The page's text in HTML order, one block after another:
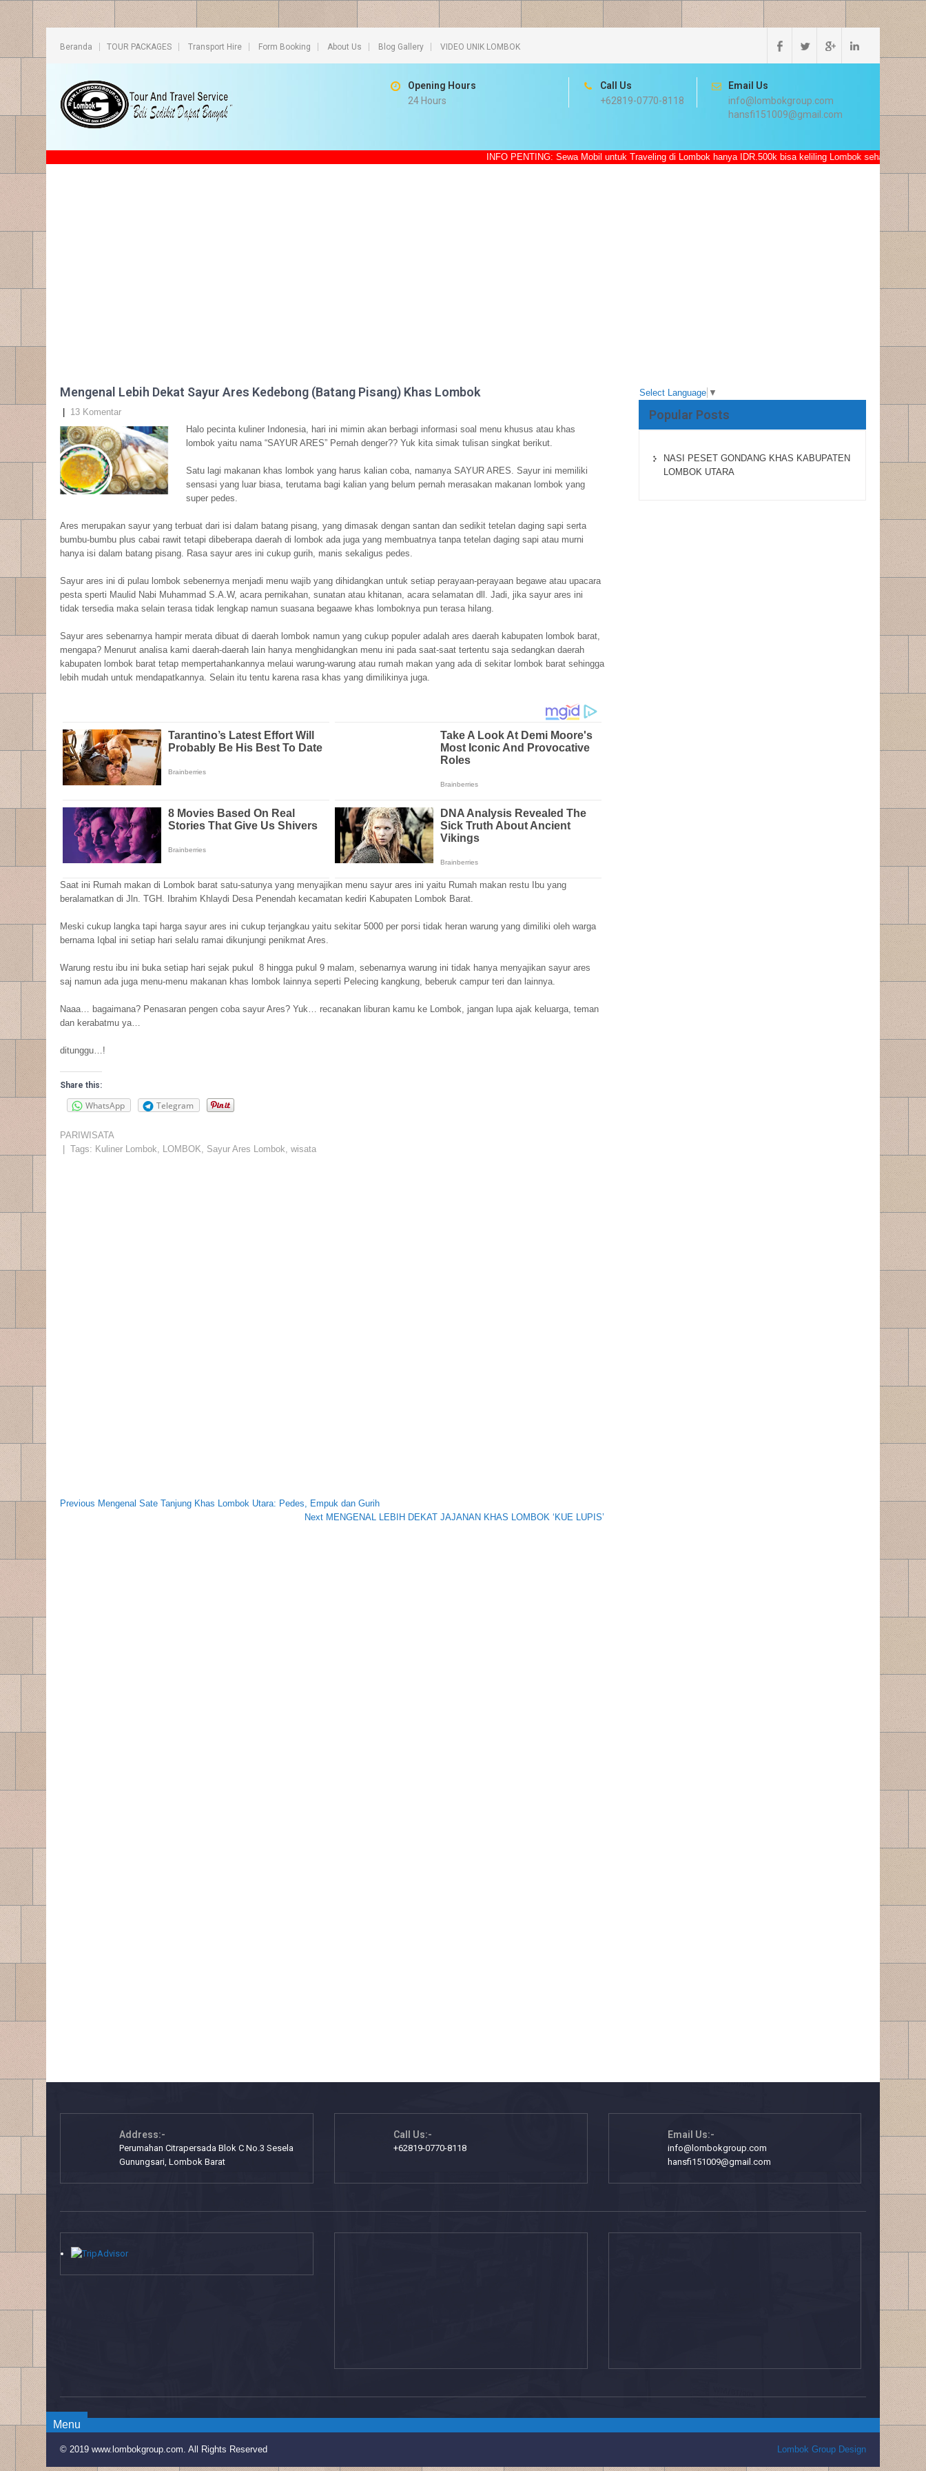
Beranda TOUR PACKAGES Transport Hire Form Booking About Us Blog Gallery VIDEO UNIK LOMBOK
Opening Hours
24 Hours
Call Us
+62819-0770-8118
Email Us
info@lombokgroup.com
hansfi151009@gmail.com
INFO PENTING: Sewa Mobil untuk Traveling di Lombok hanya IDR.500k bisa keliling Lombok seharian sudah
Mengenal Lebih Dekat Sayur Ares Kedebong (Batang Pisang) Khas Lombok
13 Komentar
Halo pecinta kuliner Indonesia, hari ini mimin akan berbagi informasi soal menu khusus atau khas
lombok yaitu nama “SAYUR ARES” Pernah denger?? Yuk kita simak tulisan singkat berikut.
Satu lagi makanan khas lombok yang harus kalian coba, namanya SAYUR ARES. Sayur ini memiliki
sensasi yang luar biasa, terutama bagi kalian yang belum pernah merasakan makanan lombok yang
super pedes.
Ares merupakan sayur yang terbuat dari isi dalam batang pisang, yang dimasak dengan santan dan sedikit tetelan daging sapi serta
bumbu-bumbu plus cabai rawit tetapi dibeberapa daerah di lombok ada juga yang membuatnya tanpa tetelan daging sapi atau murni
hanya isi dalam batang pisang. Rasa sayur ares ini cukup gurih, manis sekaligus pedes.
Sayur ares ini di pulau lombok sebenernya menjadi menu wajib yang dihidangkan untuk setiap perayaan-perayaan begawe atau upacara
pesta sperti Maulid Nabi Muhammad S.A.W, acara pernikahan, sunatan atau khitanan, acara selamatan dll. Jadi, jika sayur ares ini
tidak tersedia maka selain terasa tidak lengkap namun suasana begaawe khas lomboknya pun terasa hilang.
Sayur ares sebenarnya hampir merata dibuat di daerah lombok namun yang cukup populer adalah ares daerah kabupaten lombok barat,
mengapa? Menurut analisa kami daerah-daerah lain hanya menghidangkan menu ini pada saat-saat tertentu saja sedangkan daerah
kabupaten lombok barat tetap mempertahankannya melaui warung-warung atau rumah makan yang ada di sekitar lombok barat sehingga
lebih mudah untuk mendapatkannya. Selain itu tentu karena rasa khas yang dimilikinya juga.
Saat ini Rumah makan di Lombok barat satu-satunya yang menyajikan menu sayur ares ini yaitu Rumah makan restu Ibu yang
beralamatkan di Jln. TGH. Ibrahim Khlaydi Desa Penendah kecamatan kediri Kabupaten Lombok Barat.
Meski cukup langka tapi harga sayur ares ini cukup terjangkau yaitu sekitar 5000 per porsi tidak heran warung yang dimiliki oleh warga
bernama Iqbal ini setiap hari selalu ramai dikunjungi penikmat Ares.
Warung restu ibu ini buka setiap hari sejak pukul 8 hingga pukul 9 malam, sebenarnya warung ini tidak hanya menyajikan sayur ares
saj namun ada juga menu-menu makanan khas lombok lainnya seperti Pelecing kangkung, beberuk campur teri dan lainnya.
Naaa… bagaimana? Penasaran pengen coba sayur Ares? Yuk… recanakan liburan kamu ke Lombok, jangan lupa ajak keluarga, teman
dan kerabatmu ya…
ditunggu…!
Share this:
WhatsApp Telegram
PARIWISATA
| Tags: Kuliner Lombok, LOMBOK, Sayur Ares Lombok, wisata
Post
Navigasi
Previous Previous
Mengenal Sate Tanjung Khas Lombok Utara: Pedes, Empuk dan Gurih
Next Next
MENGENAL LEBIH DEKAT JAJANAN KHAS LOMBOK ‘KUE LUPIS’
Select Language ▼
Popular Posts
NASI PESET GONDANG KHAS KABUPATEN
LOMBOK UTARA
Address:-
Perumahan Citrapersada Blok C No.3 Sesela
Gunungsari, Lombok Barat
Call Us:-
+62819-0770-8118
Email Us:-
info@lombokgroup.com
hansfi151009@gmail.com
Menu
© 2019 www.lombokgroup.com. All Rights Reserved Lombok Group Design